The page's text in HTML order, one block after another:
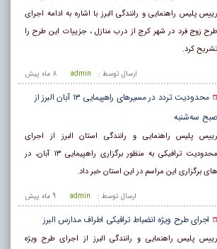
رییس پلیس راهنمایی و رانندگی البرز با اشاره به ادامه اجرای
طرح زوج فرد در شهر کرج از درب منازل ، جزییات این طرح را
تشریح کرد.
8 ماه پيش ارسال توسط : admin
محدودیت تردد در مسیرهای راهپیمایی ۱۳ آبان البرز از
صبح سه‌شنبه
رییس پلیس راهنمایی و رانندگی استان البرز از اجرای
محدودیت ترافیکی به منظور برگزاری راهپیمایی ۱۳ آبان، در
برگزاری این مراسم در این استان خبر داد.
9 ماه پيش ارسال توسط : admin
اجرای طرح ویژه انضباط ترافیکی اطراف مدارس البرز
رییس پلیس راهنمایی و رانندگی البرز از اجرای طرح ویژه